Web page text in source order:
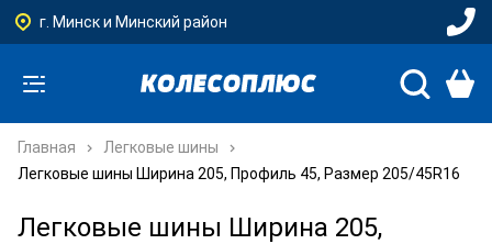
г. Минск и Минский район
Главная
Легковые шины
Легковые шины Ширина 205, Профиль 45, Размер 205/45R16
Легковые шины Ширина 205,